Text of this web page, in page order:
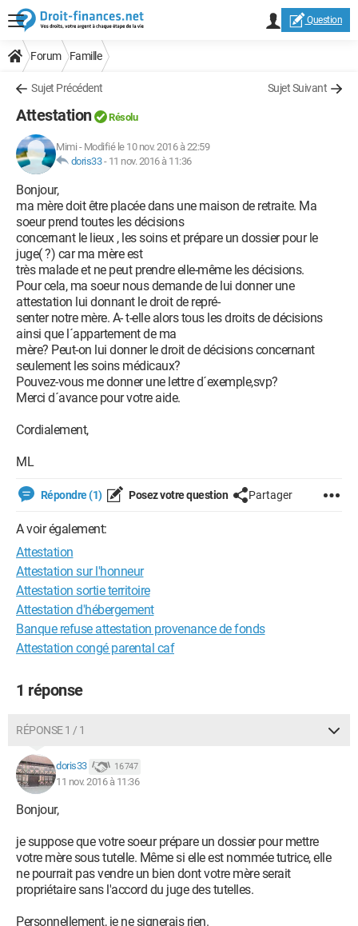
Question
Forum Famille
Sujet Précédent Sujet Suivant
Attestation Résolu
Mimi - Modifié le 10 nov. 2016 à 22:59
doris33- 11 nov. 2016 à 11:36
Bonjour,
ma mère doit être placée dans une maison de retraite. Ma
soeur prend toutes les décisions
concernant le lieux , les soins et prépare un dossier pour le
juge( ?) car ma mère est
très malade et ne peut prendre elle-même les décisions.
Pour cela, ma soeur nous demande de lui donner une
attestation lui donnant le droit de repré-
senter notre mère. A- t-elle alors tous les droits de décisions
ainsi que l´appartement de ma
mère? Peut-on lui donner le droit de décisions concernant
seulement les soins médicaux?
Pouvez-vous me donner une lettre d´exemple,svp?
Merci d´avance pour votre aide.
Cordialement,
ML
Répondre (1) Posez votre question Partager
A voir également:
Attestation
Attestation sur l'honneur
Attestation sortie territoire
Attestation d'hébergement
Banque refuse attestation provenance de fonds
Attestation congé parental caf
1 réponse
RÉPONSE 1 / 1
doris33 16 747
11 nov. 2016 à 11:36
Bonjour,
je suppose que votre soeur prépare un dossier pour mettre
votre mère sous tutelle. Même si elle est nommée tutrice, elle
ne pourrait pas vendre un bien dont votre mère serait
propriétaire sans l'accord du juge des tutelles.
Personnellement, je ne signerais rien.